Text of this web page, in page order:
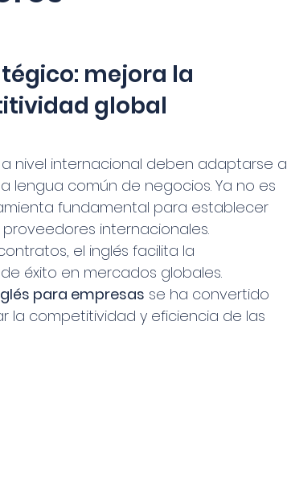
mejora la
global
nivel internacional deben adaptarse a
lengua común de negocios. Ya no es
fundamental para establecer
internacionales.
el inglés facilita la
éxito en mercados globales.
para empresas se ha convertido
la competitividad y eficiencia de las